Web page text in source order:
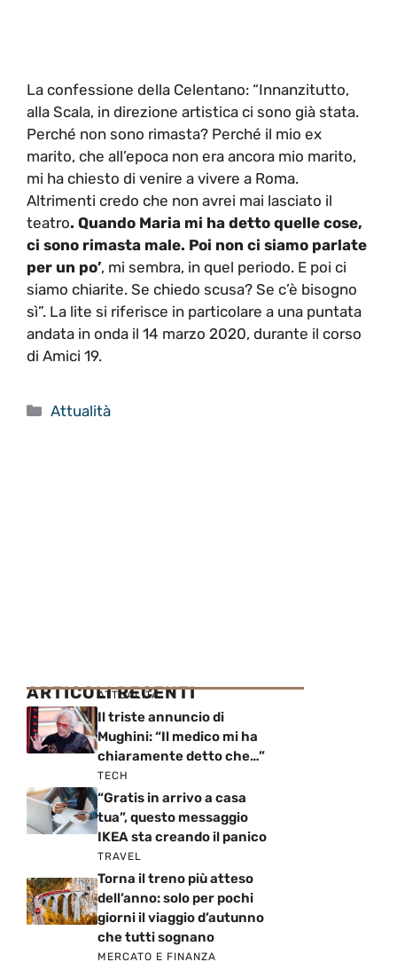
La confessione della Celentano: “Innanzitutto,
alla Scala, in direzione artistica ci sono già stata.
Perché non sono rimasta? Perché il mio ex
marito, che all’epoca non era ancora mio marito,
mi ha chiesto di venire a vivere a Roma.
Altrimenti credo che non avrei mai lasciato il
teatro. Quando Maria mi ha detto quelle cose,
ci sono rimasta male. Poi non ci siamo parlate
per un po’, mi sembra, in quel periodo. E poi ci
siamo chiarite. Se chiedo scusa? Se c’è bisogno
sì”. La lite si riferisce in particolare a una puntata
andata in onda il 14 marzo 2020, durante il corso
di Amici 19.
Categorie
Attualità
ARTICOLI RECENTI
ATTUALITÀ
Il triste annuncio di
Mughini: “Il medico mi ha
chiaramente detto che…”
TECH
“Gratis in arrivo a casa
tua”, questo messaggio
IKEA sta creando il panico
TRAVEL
Torna il treno più atteso
dell’anno: solo per pochi
giorni il viaggio d’autunno
che tutti sognano
MERCATO E FINANZA